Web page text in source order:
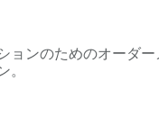
ョンのためのオーダ